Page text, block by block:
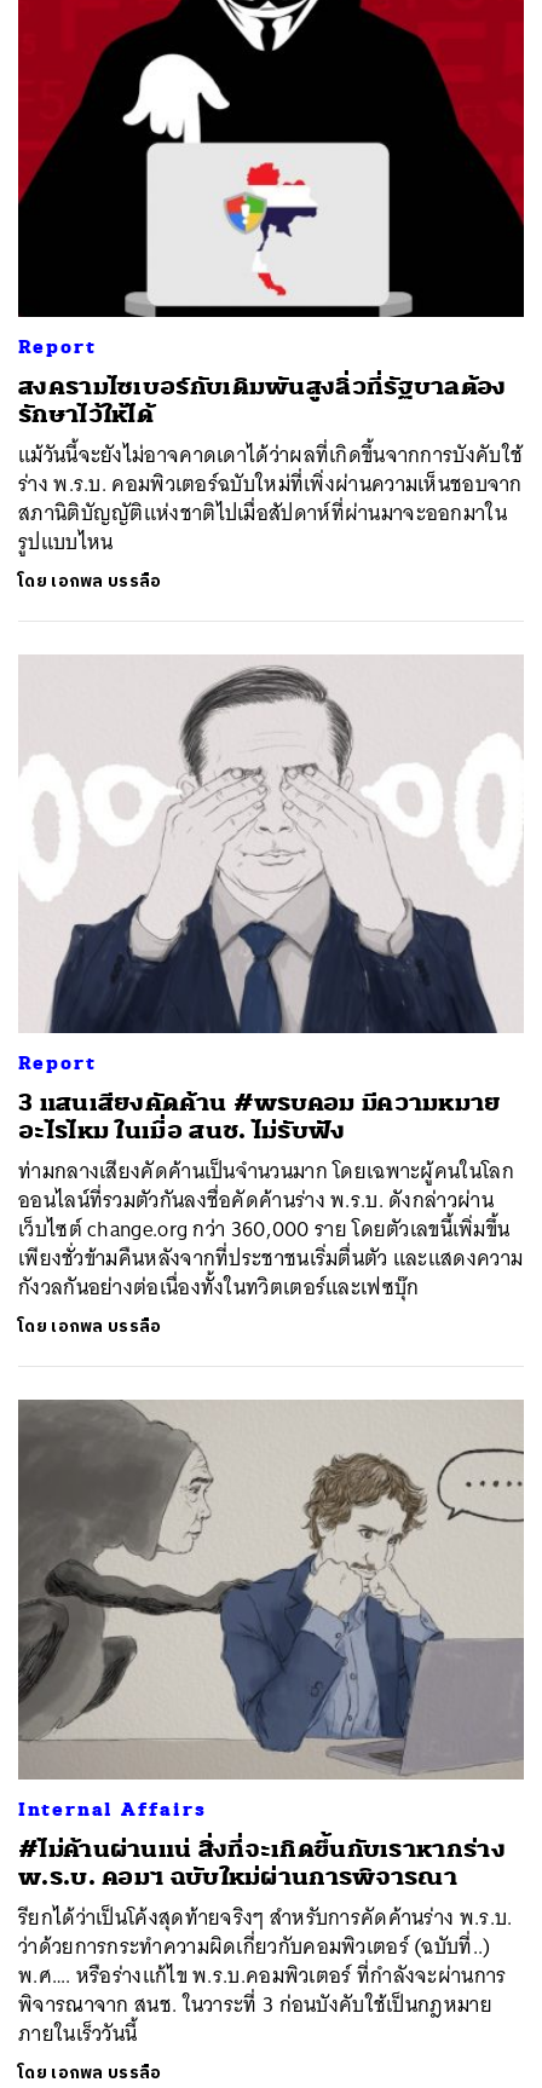
Report
สงครามไซเบอร์กับเดิมพันสูงลิ่วที่รัฐบาลต้อง
รักษาไว้ให้ได้
แม้วันนี้จะยังไม่อาจคาดเดาได้ว่าผลที่เกิดขึ้นจากการบังคับใช้
ร่าง พ.ร.บ. คอมพิวเตอร์ฉบับใหม่ที่เพิ่งผ่านความเห็นชอบจาก
สภานิติบัญญัติแห่งชาติไปเมื่อสัปดาห์ที่ผ่านมาจะออกมาใน
รูปแบบไหน
โดย เอกพล บรรลือ
Report
3 แสนเสียงคัดค้าน #พรบคอม มีความหมาย
อะไรไหม ในเมื่อ สนช. ไม่รับฟัง
ท่ามกลางเสียงคัดค้านเป็นจำนวนมาก โดยเฉพาะผู้คนในโลก
ออนไลน์ที่รวมตัวกันลงชื่อคัดค้านร่าง พ.ร.บ. ดังกล่าวผ่าน
เว็บไซต์ change.org กว่า 360,000 ราย โดยตัวเลขนี้เพิ่มขึ้น
เพียงชั่วข้ามคืนหลังจากที่ประชาชนเริ่มตื่นตัว และแสดงความ
กังวลกันอย่างต่อเนื่องทั้งในทวิตเตอร์และเฟซบุ๊ก​
โดย เอกพล บรรลือ
Internal Affairs
#ไม่ค้านผ่านแน่ สิ่งที่จะเกิดขึ้นกับเราหากร่าง
พ.ร.บ. คอมฯ ฉบับใหม่ผ่านการพิจารณา
รียกได้ว่าเป็นโค้งสุดท้ายจริงๆ สำหรับการคัดค้านร่าง พ.ร.บ.
ว่าด้วยการกระทำความผิดเกี่ยวกับคอมพิวเตอร์ (ฉบับที่..)
พ.ศ…. หรือร่างแก้ไข พ.ร.บ.คอมพิวเตอร์ ที่กำลังจะผ่านการ
พิจารณาจาก สนช. ในวาระที่ 3 ก่อนบังคับใช้เป็นกฎหมาย
ภายในเร็ววันนี้
โดย เอกพล บรรลือ
ค้นหา
EMAIL